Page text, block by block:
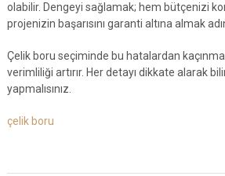
olabilir. Dengeyi sağlamak; hem bütçenizi
projenizin başarısını garanti altına almak
Çelik boru seçiminde bu hatalardan
verimliliği artırır. Her detayı dikkate alarak
yapmalısınız.
çelik boru